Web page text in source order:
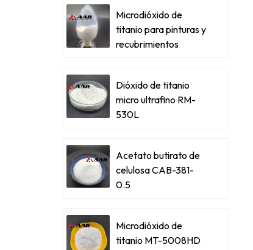
Microdióxido de
titanio para pinturas y
recubrimientos
Dióxido de titanio
micro ultrafino RM-
530L
Acetato butirato de
celulosa CAB-381-
0.5
Microdióxido de
titanio MT-5008HD